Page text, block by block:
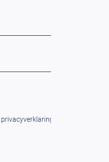
privacyverklaring